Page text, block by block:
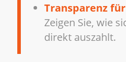
Transparenz
Zeigen Sie, wie
direkt auszahlt.